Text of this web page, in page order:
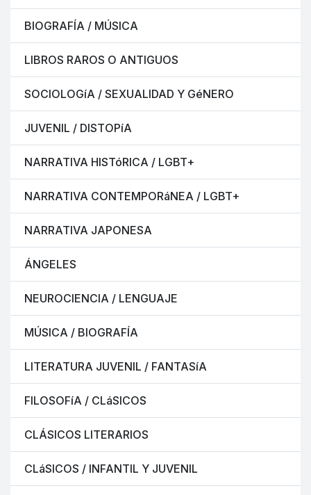
BIOGRAFÍA / MÚSICA
LIBROS RAROS O ANTIGUOS
SOCIOLOGíA / SEXUALIDAD Y GéNERO
JUVENIL / DISTOPíA
NARRATIVA HISTóRICA / LGBT+
NARRATIVA CONTEMPORáNEA / LGBT+
NARRATIVA JAPONESA
ÁNGELES
NEUROCIENCIA / LENGUAJE
MÚSICA / BIOGRAFÍA
LITERATURA JUVENIL / FANTASíA
FILOSOFíA / CLáSICOS
CLÁSICOS LITERARIOS
CLáSICOS / INFANTIL Y JUVENIL